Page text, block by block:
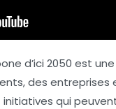
d’ici 2050 est
des
qui